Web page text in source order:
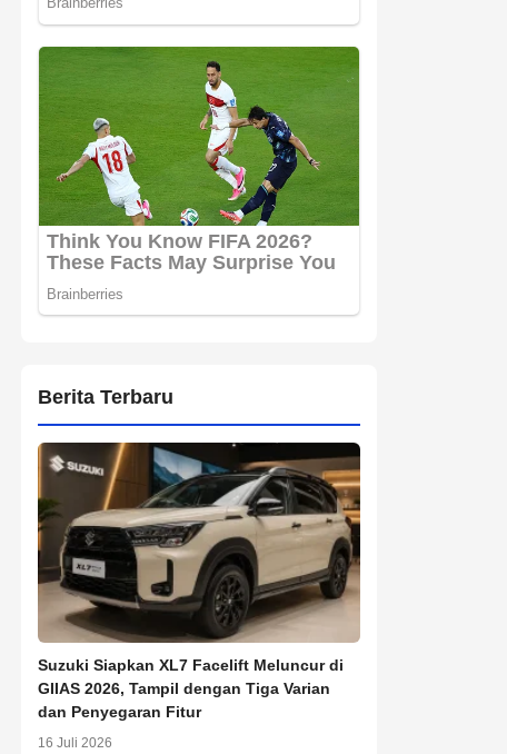
Berita Terbaru
Suzuki Siapkan XL7 Facelift Meluncur di
GIIAS 2026, Tampil dengan Tiga Varian
dan Penyegaran Fitur
16 Juli 2026